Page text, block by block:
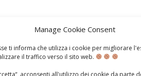
Manage Cookie Consent
ti informa che utilizza i cookie per migliorare
il traffico verso il sito web.
acconsenti all'utilizzo dei cookie da parte
2024